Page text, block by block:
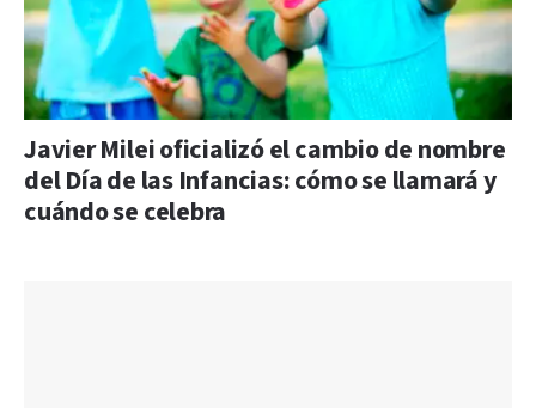
Javier Milei oficializó el cambio de nombre
del Día de las Infancias: cómo se llamará y
cuándo se celebra